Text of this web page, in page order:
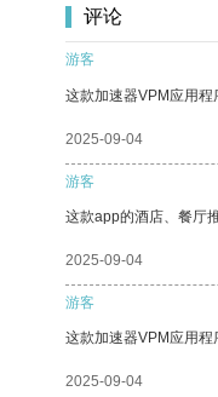
评论
游客
这款加速器VPM应用程
2025-09-04
游客
这款app的酒店、餐厅
2025-09-04
游客
这款加速器VPM应用程
2025-09-04